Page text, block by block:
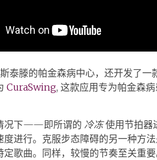
泰滕的帕金森病中心，还开发了
CuraSwing, 这款应用专为帕金森
况下——即所谓的 冷冻使用节拍器
度进行。克服步态障碍的另一种方
定歌曲。同样，较慢的节奏至关重